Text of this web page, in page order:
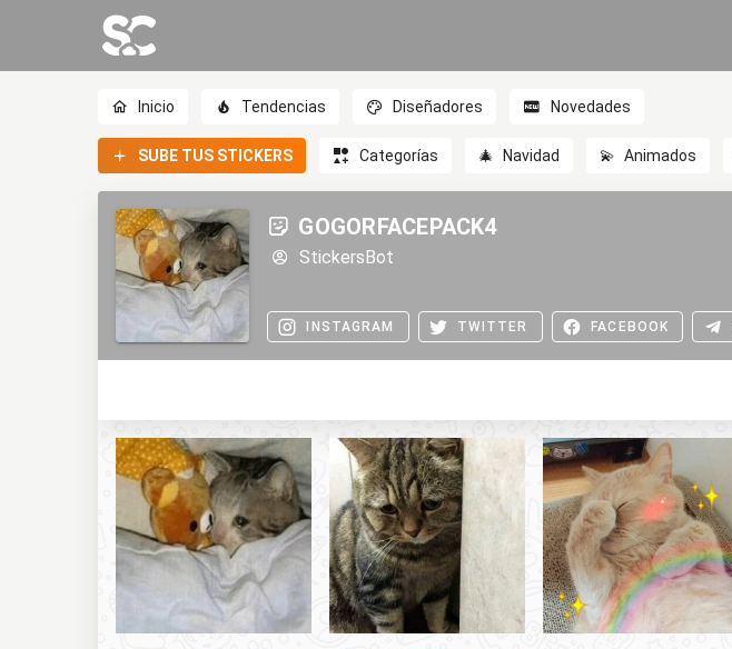
Inicio Tendencias Diseñadores Novedades
SUBE TUS STICKERS Categorías 🎄 Navidad 💫 Animados
GOGORFACEPACK4
StickersBot
INSTAGRAM TWITTER FACEBOOK